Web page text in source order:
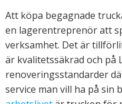
Att köpa begagnade
en lagerentreprenör att
verksamhet. Det är
är kvalitetssäkrad och på
renoveringsstandarder
service man vill ha på sin